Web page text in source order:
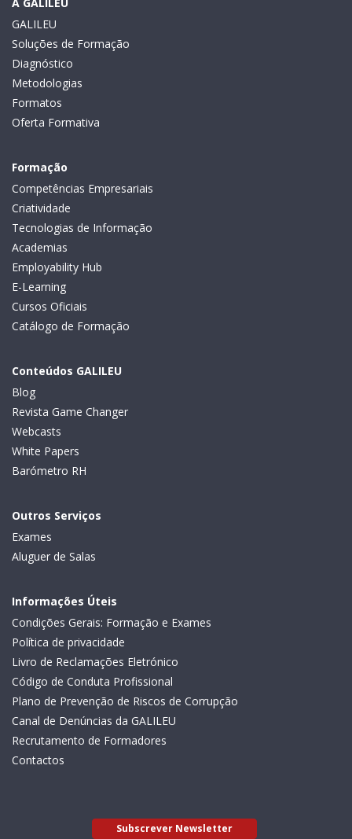
GALILEU
Soluções de Formação
Diagnóstico
Metodologias
Formatos
Oferta Formativa
Formação
Competências Empresariais
Criatividade
Tecnologias de Informação
Academias
Employability Hub
E-Learning
Cursos Oficiais
Catálogo de Formação
Conteúdos GALILEU
Blog
Revista Game Changer
Webcasts
White Papers
Barómetro RH
Outros Serviços
Exames
Aluguer de Salas
Informações Úteis
Condições Gerais: Formação e Exames
Política de privacidade
Livro de Reclamações Eletrónico
Código de Conduta Profissional
Plano de Prevenção de Riscos de Corrupção
Canal de Denúncias da GALILEU
Recrutamento de Formadores
Contactos
Subscrever Newsletter